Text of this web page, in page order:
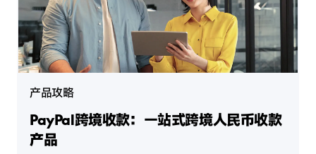
产品攻略
PayPal跨境收款：一站式跨境人民币收款
产品